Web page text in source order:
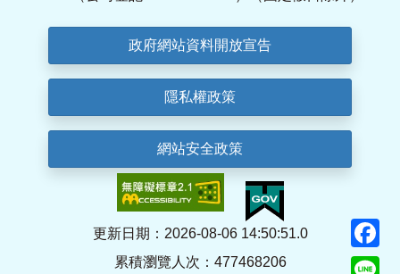
政府網站資料開放宣告
隱私權政策
網站安全政策
更新日期：2026-08-06 14:50:51.0
累積瀏覽人次：477468206